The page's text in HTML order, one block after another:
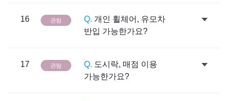
16 관람 Q. 개인 휠체어, 유모차
반입 가능한가요?
17 관람 Q. 도시락, 매점 이용
가능한가요?